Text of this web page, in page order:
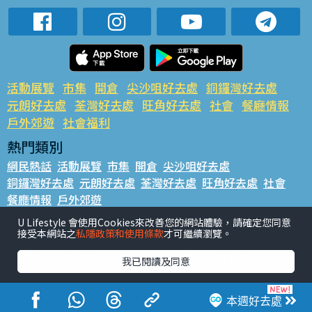
本週好去處
活動展覽 市集 開倉 尖沙咀好去處 銅鑼灣好去處
元朗好去處 荃灣好去處 旺角好去處 社會 餐廳情報
戶外郊遊 社會福利
熱門類別
網民熱話 活動展覽 市集 開倉 尖沙咀好去處
銅鑼灣好去處 元朗好去處 荃灣好去處 旺角好去處 社會
餐廳情報 戶外郊遊
熱門標籤
#UGO搵好去處 #人氣活動推介 #美食社群熱話
#ULifestyle應用程式
#UJetso禮物放送 #ULifestyle商戶中心 #著數 #網絡熱話
香港經濟日報版權所有©2026
U Lifestyle 會使用Cookies來改善您的網站體驗，請確定您同意
接受本網站之私隱政策和使用條款才可繼續瀏覽。
我已閱讀及同意